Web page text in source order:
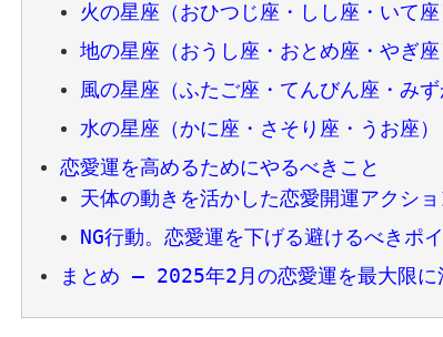
火の星座（おひつじ座・しし座・いて座
地の星座（おうし座・おとめ座・やぎ座
風の星座（ふたご座・てんびん座・みず
水の星座（かに座・さそり座・うお座）
恋愛運を高めるためにやるべきこと
天体の動きを活かした恋愛開運アクショ
NG行動。恋愛運を下げる避けるべきポ
まとめ – 2025年2月の恋愛運を最大限に